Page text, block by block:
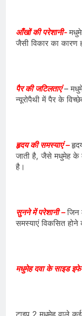
आँखों की परेशानी-
जैसी विकार का कारण
पैर की जटिलताएं –
न्यूरोपैथी में पैर के
हृदय की समस्याएं –
जाती है, जैसे मधुमेह के
है।
सुनने में परेशानी – जिन
समस्याएं विकसित
मधुमेह दवा के साइड